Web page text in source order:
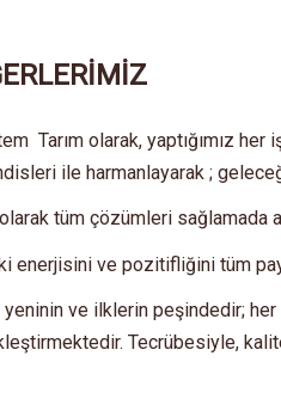
Tarım olarak, yaptığımız
ile harmanlayarak ;
tüm çözümleri sağlamada
enerjisini ve pozitifliğini tüm
yeninin ve ilklerin peşindedir;
Tecrübesiyle,